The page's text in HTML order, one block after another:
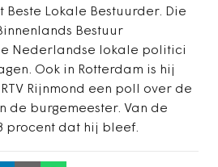
Lokale Bestuurder. Die
Bestuur
Nederlandse lokale politici
Ook in Rotterdam is hij
Rijnmond een poll over de
de burgemeester. Van de
procent dat hij bleef.